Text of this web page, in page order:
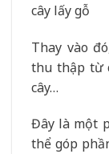
cây lấy gỗ
Thay vào
thu thập từ
cây…
Đây là một
thể góp